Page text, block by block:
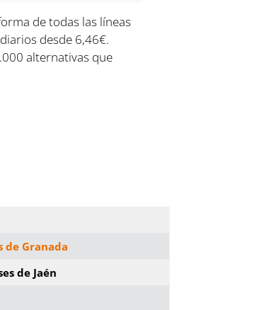
de todas las líneas
desde 6,46€.
alternativas que
de Granada
de Jaén